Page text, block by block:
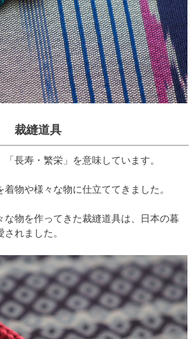
裁縫道具
長寿・繁栄」を意味しています。
物や様々な物に仕立ててきました。
な物を作ってきた裁縫道具は、日本の暮
れました。